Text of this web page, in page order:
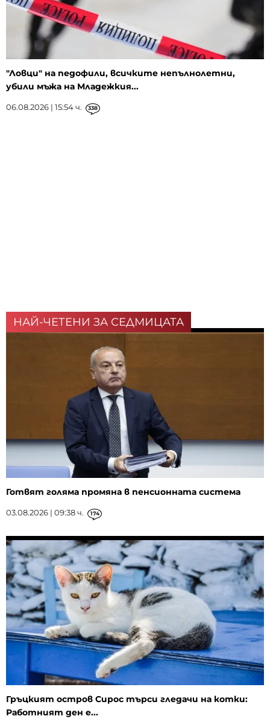
"Ловци" на педофили, всичките непълнолетни,
убили мъжа на Младежкия...
06.08.2026 | 15:54 ч. 338
НАЙ-ЧЕТЕНИ ЗА СЕДМИЦАТА
Готвят голяма промяна в пенсионната система
03.08.2026 | 09:38 ч. 174
Гръцкият остров Сирос търси гледачи на котки:
Работният ден е...